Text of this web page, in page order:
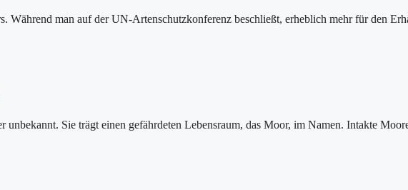
Während man auf der UN-Artenschutzkonferenz beschließt, erheblich mehr für den
Sie trägt einen gefährdeten Lebensraum, das Moor, im Namen. Intakte